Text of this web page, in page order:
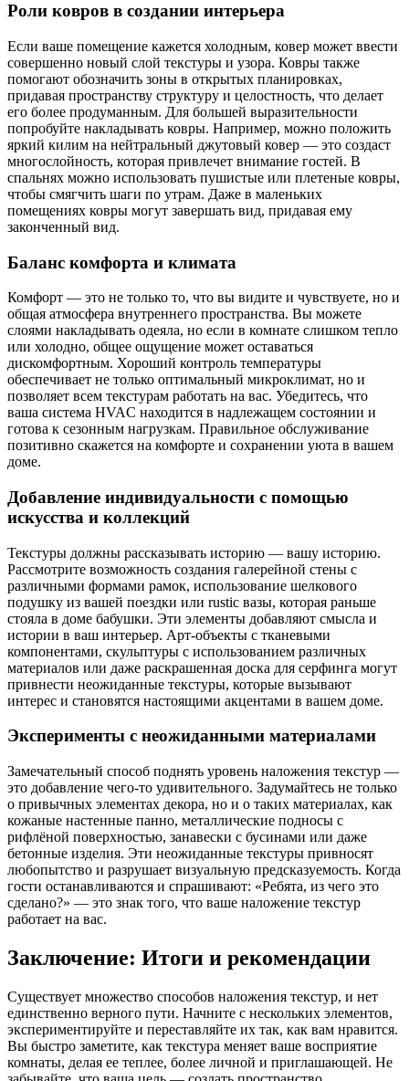
Роли ковров в создании интерьера
Если ваше помещение кажется холодным, ковер может ввести
совершенно новый слой текстуры и узора. Ковры также
помогают обозначить зоны в открытых планировках,
придавая пространству структуру и целостность, что делает
его более продуманным. Для большей выразительности
попробуйте накладывать ковры. Например, можно положить
яркий килим на нейтральный джутовый ковер — это создаст
многослойность, которая привлечет внимание гостей. В
спальнях можно использовать пушистые или плетеные ковры,
чтобы смягчить шаги по утрам. Даже в маленьких
помещениях ковры могут завершать вид, придавая ему
законченный вид.
Баланс комфорта и климата
Комфорт — это не только то, что вы видите и чувствуете, но и
общая атмосфера внутреннего пространства. Вы можете
слоями накладывать одеяла, но если в комнате слишком тепло
или холодно, общее ощущение может оставаться
дискомфортным. Хороший контроль температуры
обеспечивает не только оптимальный микроклимат, но и
позволяет всем текстурам работать на вас. Убедитесь, что
ваша система HVAC находится в надлежащем состоянии и
готова к сезонным нагрузкам. Правильное обслуживание
позитивно скажется на комфорте и сохранении уюта в вашем
доме.
Добавление индивидуальности с помощью
искусства и коллекций
Текстуры должны рассказывать историю — вашу историю.
Рассмотрите возможность создания галерейной стены с
различными формами рамок, использование шелкового
подушку из вашей поездки или rustic вазы, которая раньше
стояла в доме бабушки. Эти элементы добавляют смысла и
истории в ваш интерьер. Арт-объекты с тканевыми
компонентами, скульптуры с использованием различных
материалов или даже раскрашенная доска для серфинга могут
привнести неожиданные текстуры, которые вызывают
интерес и становятся настоящими акцентами в вашем доме.
Эксперименты с неожиданными материалами
Замечательный способ поднять уровень наложения текстур —
это добавление чего-то удивительного. Задумайтесь не только
о привычных элементах декора, но и о таких материалах, как
кожаные настенные панно, металлические подносы с
рифлёной поверхностью, занавески с бусинами или даже
бетонные изделия. Эти неожиданные текстуры привносят
любопытство и разрушает визуальную предсказуемость. Когда
гости останавливаются и спрашивают: «Ребята, из чего это
сделано?» — это знак того, что ваше наложение текстур
работает на вас.
Заключение: Итоги и рекомендации
Существует множество способов наложения текстур, и нет
единственно верного пути. Начните с нескольких элементов,
экспериментируйте и переставляйте их так, как вам нравится.
Вы быстро заметите, как текстура меняет ваше восприятие
комнаты, делая ее теплее, более личной и приглашающей. Не